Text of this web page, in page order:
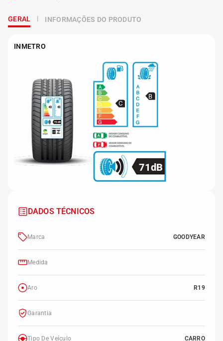
GERAL INFORMAÇÕES DO PRODUTO
INMETRO
C
B
71dB
DADOS TÉCNICOS
Marca GOODYEAR
Medida
Aro R19
Garantia
Tipo De Veículo CARRO